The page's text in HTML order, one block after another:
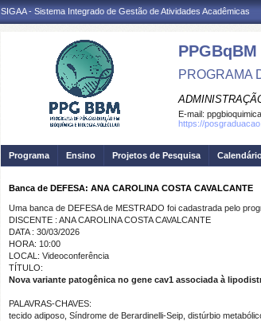
SIGAA - Sistema Integrado de Gestão de Atividades Acadêmicas
PPGBqBM
PROGRAMA
E-mail:
https://
Programa Ensino Projetos de Pesquisa
Banca de DEFESA: ANA CAROLINA COSTA CAVALCANTE
Uma banca de DEFESA de MESTRADO foi cadastrada pelo
DISCENTE : ANA CAROLINA COSTA CAVALCANTE
DATA : 30/03/2026
HORA: 10:00
LOCAL: Videoconferência
TÍTULO:
Nova variante patogênica no gene cav1 associada à
PALAVRAS-CHAVES:
tecido adiposo, Síndrome de Berardinelli-Seip, distúrbio